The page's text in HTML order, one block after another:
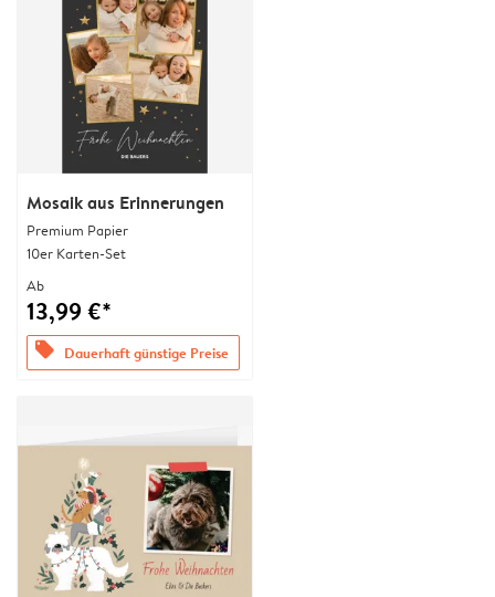
Mosaik aus Erinnerungen
Premium Papier
10er Karten-Set
Ab
13,99 €*
offers Dauerhaft günstige Preise